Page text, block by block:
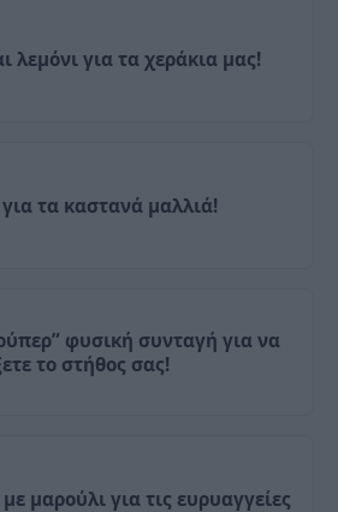
λεμόνι για τα χεράκια μας!
τα καστανά μαλλιά!
φυσική συνταγή για να
το στήθος σας!
μαρούλι για τις ευρυαγγείες